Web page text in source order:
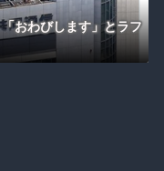
おわびします」とラフ